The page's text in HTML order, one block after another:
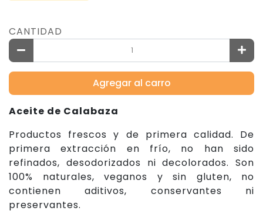
CANTIDAD
Agregar al carro
Aceite de Calabaza
Productos frescos y de primera calidad. De
primera extracción en frío, no han sido
refinados, desodorizados ni decolorados. Son
100% naturales, veganos y sin gluten, no
contienen aditivos, conservantes ni
preservantes.